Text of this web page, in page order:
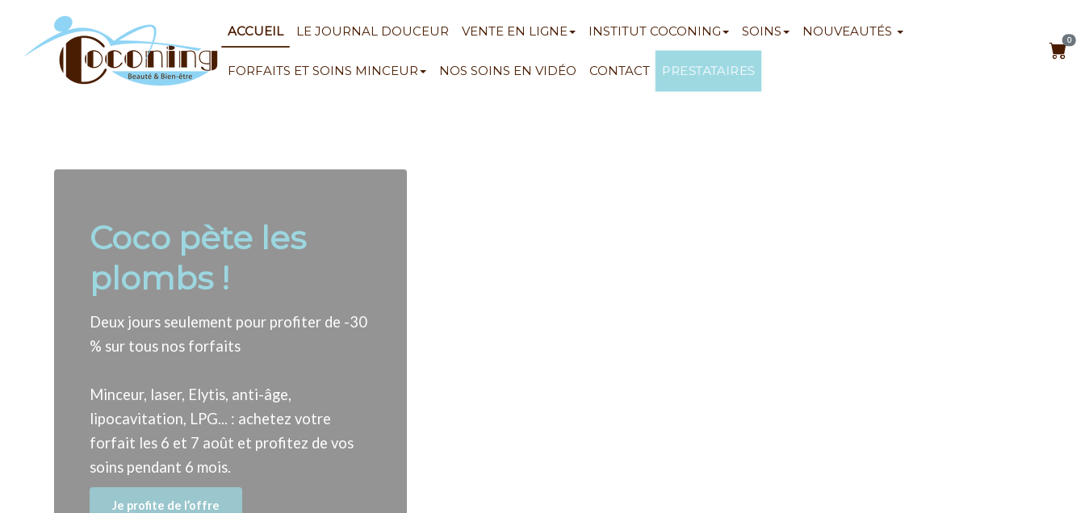
Coco pète les
plombs !
Deux jours seulement pour profiter de -30
% sur tous nos forfaits
Minceur, laser, Elytis, anti-âge,
lipocavitation, LPG... : achetez votre
forfait les 6 et 7 août et profitez de vos
soins pendant 6 mois.
Je profite de l’offre
ACCUEIL LE JOURNAL DOUCEUR VENTE EN LIGNE INSTITUT COCONING SOINS NOUVEAUTÉS
FORFAITS ET SOINS MINCEUR NOS SOINS EN VIDÉO CONTACT PRESTATAIRES
0